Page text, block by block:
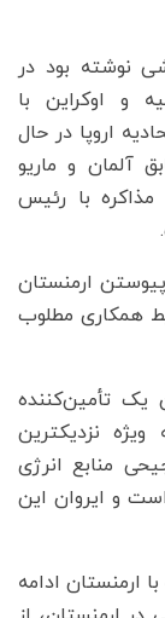
نوشته بود در
و اوکراین با
اروپا در حال
آلمان و ماریو
مذاکره با رئیس
ارمنستان
همکاری مطلوب
یک تأمین‌کننده
نزدیکترین
منابع انرژی
و ایروان این
ارمنستان ادامه